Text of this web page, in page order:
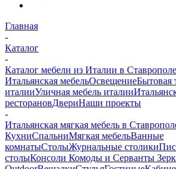
Главная
-
Каталог
-
Каталог мебели из Италии в Ставрополе
Итальянская мебельОсвещениеБытовая
италииУличная мебель италии
ресторановДвериНаши проекты
-
Итальянская мягкая мебель в
КухниСпальниМягкая мебельВанные
комнатыСтолыЖурнальные столики
столыКонсоли Комоды и Серванты